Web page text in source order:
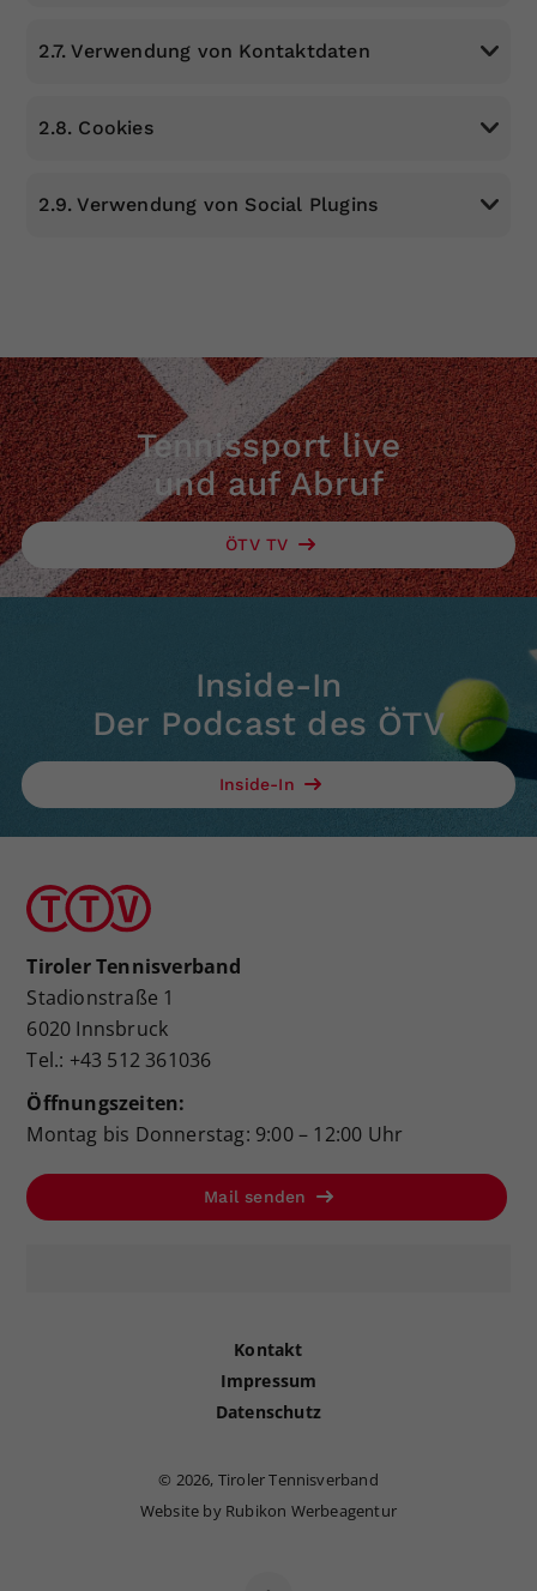
2.7. Verwendung von Kontaktdaten
2.8. Cookies
2.9. Verwendung von Social Plugins
Tennissport live
und auf Abruf
ÖTV TV
Inside-In
Der Podcast des ÖTV
Inside-In
Tiroler Tennisverband
Stadionstraße 1
6020 Innsbruck
Tel.: +43 512 361036
Öffnungszeiten:
Montag bis Donnerstag: 9:00 – 12:00 Uhr
Mail senden
Kontakt
Impressum
Datenschutz
© 2026, Tiroler Tennisverband
Website by Rubikon Werbeagentur